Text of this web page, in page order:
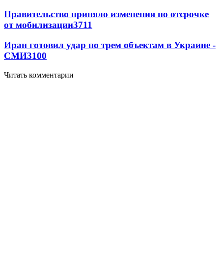
Правительство приняло изменения по отсрочке
от мобилизации3711
Иран готовил удар по трем объектам в Украине -
СМИ3100
Читать комментарии